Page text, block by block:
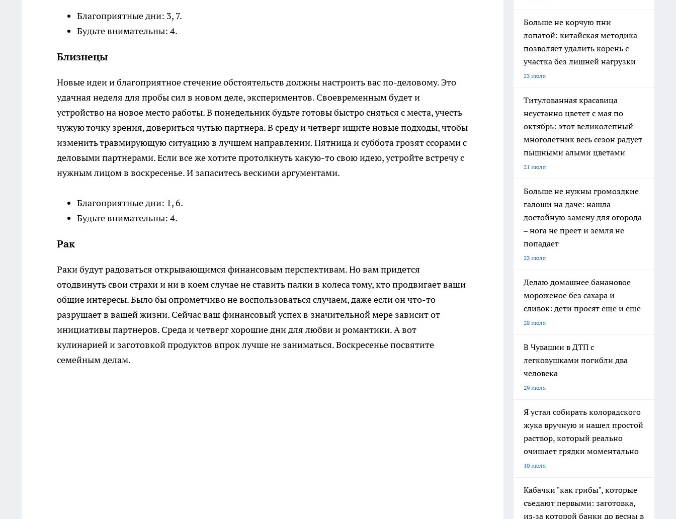
Благоприятные дни: 3, 7.
Будьте внимательны: 4.
Близнецы
Новые идеи и благоприятное стечение обстоятельств должны настроить вас по-деловому. Это
удачная неделя для пробы сил в новом деле, экспериментов. Своевременным будет и
устройство на новое место работы. В понедельник будьте готовы быстро сняться с места, учесть
чужую точку зрения, довериться чутью партнера. В среду и четверг ищите новые подходы, чтобы
изменить травмирующую ситуацию в лучшем направлении. Пятница и суббота грозят ссорами с
деловыми партнерами. Если все же хотите протолкнуть какую-то свою идею, устройте встречу с
нужным лицом в воскресенье. И запаситесь вескими аргументами.
Благоприятные дни: 1, 6.
Будьте внимательны: 4.
Рак
Раки будут радоваться открывающимся финансовым перспективам. Но вам придется
отодвинуть свои страхи и ни в коем случае не ставить палки в колеса тому, кто продвигает ваши
общие интересы. Было бы опрометчиво не воспользоваться случаем, даже если он что-то
разрушает в вашей жизни. Сейчас ваш финансовый успех в значительной мере зависит от
инициативы партнеров. Среда и четверг хорошие дни для любви и романтики. А вот
кулинарией и заготовкой продуктов впрок лучше не заниматься. Воскресенье посвятите
семейным делам.
Больше не корчую пни
лопатой: китайская методика
позволяет удалить корень с
участка без лишней нагрузки
23 июля
Титулованная красавица
неустанно цветет с мая по
октябрь: этот великолепный
многолетник весь сезон радует
пышными алыми цветами
21 июля
Больше не нужны громоздкие
галоши на даче: нашла
достойную замену для огорода
– нога не преет и земля не
попадает
23 июля
Делаю домашнее банановое
мороженое без сахара и
сливок: дети просят еще и еще
28 июля
В Чувашии в ДТП с
легковушками погибли два
человека
29 июля
Я устал собирать колорадского
жука вручную и нашел простой
раствор, который реально
очищает грядки моментально
10 июля
Кабачки "как грибы", которые
съедают первыми: заготовка,
из‑за которой банки до весны в